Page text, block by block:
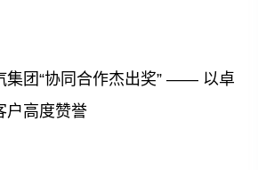
集团“协同合作杰出奖” —— 以卓
户高度赞誉